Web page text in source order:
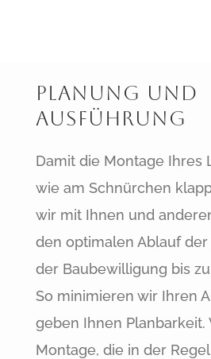
Planung Und
Ausführung
Damit die Montage Ihres
wie am Schnürchen
wir mit Ihnen und
den optimalen Ablauf
der Baubewilligung bis
So minimieren wir Ihren
geben Ihnen Planbarkeit.
Montage, die in der Regel